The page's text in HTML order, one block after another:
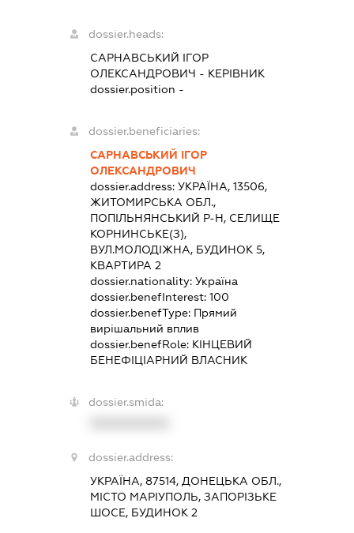
dossier.heads:
САРНАВСЬКИЙ ІГОР
ОЛЕКСАНДРОВИЧ - КЕРІВНИК
dossier.position -
dossier.beneficiaries:
САРНАВСЬКИЙ ІГОР
ОЛЕКСАНДРОВИЧ
dossier.address:УКРАЇНА, 13506,
ЖИТОМИРСЬКА ОБЛ.,
ПОПІЛЬНЯНСЬКИЙ Р-Н, СЕЛИЩЕ
КОРНИНСЬКЕ(З),
ВУЛ.МОЛОДІЖНА, БУДИНОК 5,
КВАРТИРА 2
dossier.nationality:Україна
dossier.benefInterest:100
dossier.benefType: Прямий
вирішальний вплив
dossier.benefRole: КІНЦЕВИЙ
БЕНЕФІЦІАРНИЙ ВЛАСНИК
dossier.smida:
dossier.address:
УКРАЇНА, 87514, ДОНЕЦЬКА ОБЛ.,
МІСТО МАРІУПОЛЬ, ЗАПОРІЗЬКЕ
ШОСЕ, БУДИНОК 2